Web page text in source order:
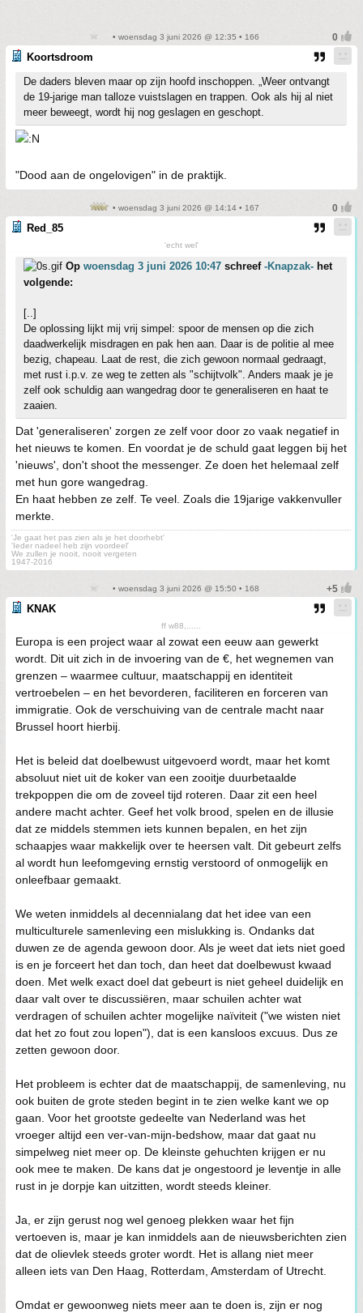
• woensdag 3 juni 2026 @ 12:35 • 166
Koortsdroom
De daders bleven maar op zijn hoofd inschoppen. „Weer ontvangt
de 19-jarige man talloze vuistslagen en trappen. Ook als hij al niet
meer beweegt, wordt hij nog geslagen en geschopt.
"Dood aan de ongelovigen" in de praktijk.
• woensdag 3 juni 2026 @ 14:14 • 167
Red_85
'echt wel'
Op woensdag 3 juni 2026 10:47 schreef -Knapzak- het
volgende:
[..]
De oplossing lijkt mij vrij simpel: spoor de mensen op die zich
daadwerkelijk misdragen en pak hen aan. Daar is de politie al mee
bezig, chapeau. Laat de rest, die zich gewoon normaal gedraagt,
met rust i.p.v. ze weg te zetten als "schijtvolk". Anders maak je je
zelf ook schuldig aan wangedrag door te generaliseren en haat te
zaaien.
Dat 'generaliseren' zorgen ze zelf voor door zo vaak negatief in
het nieuws te komen. En voordat je de schuld gaat leggen bij het
'nieuws', don't shoot the messenger. Ze doen het helemaal zelf
met hun gore wangedrag.
En haat hebben ze zelf. Te veel. Zoals die 19jarige vakkenvuller
merkte.
'Je gaat het pas zien als je het doorhebt'
'Ieder nadeel heb zijn voordeel'
We zullen je nooit, nooit vergeten
1947-2016
• woensdag 3 juni 2026 @ 15:50 • 168
KNAK
ff w88,......
Europa is een project waar al zowat een eeuw aan gewerkt
wordt. Dit uit zich in de invoering van de €, het wegnemen van
grenzen – waarmee cultuur, maatschappij en identiteit
vertroebelen – en het bevorderen, faciliteren en forceren van
immigratie. Ook de verschuiving van de centrale macht naar
Brussel hoort hierbij.
Het is beleid dat doelbewust uitgevoerd wordt, maar het komt
absoluut niet uit de koker van een zooitje duurbetaalde
trekpoppen die om de zoveel tijd roteren. Daar zit een heel
andere macht achter. Geef het volk brood, spelen en de illusie
dat ze middels stemmen iets kunnen bepalen, en het zijn
schaapjes waar makkelijk over te heersen valt. Dit gebeurt zelfs
al wordt hun leefomgeving ernstig verstoord of onmogelijk en
onleefbaar gemaakt.
We weten inmiddels al decennialang dat het idee van een
multiculturele samenleving een mislukking is. Ondanks dat
duwen ze de agenda gewoon door. Als je weet dat iets niet goed
is en je forceert het dan toch, dan heet dat doelbewust kwaad
doen. Met welk exact doel dat gebeurt is niet geheel duidelijk en
daar valt over te discussiëren, maar schuilen achter wat
verdragen of schuilen achter mogelijke naïviteit ("we wisten niet
dat het zo fout zou lopen"), dat is een kansloos excuus. Dus ze
zetten gewoon door.
Het probleem is echter dat de maatschappij, de samenleving, nu
ook buiten de grote steden begint in te zien welke kant we op
gaan. Voor het grootste gedeelte van Nederland was het
vroeger altijd een ver-van-mijn-bedshow, maar dat gaat nu
simpelweg niet meer op. De kleinste gehuchten krijgen er nu
ook mee te maken. De kans dat je ongestoord je leventje in alle
rust in je dorpje kan uitzitten, wordt steeds kleiner.
Ja, er zijn gerust nog wel genoeg plekken waar het fijn
vertoeven is, maar je kan inmiddels aan de nieuwsberichten zien
dat de olievlek steeds groter wordt. Het is allang niet meer
alleen iets van Den Haag, Rotterdam, Amsterdam of Utrecht.
Omdat er gewoonweg niets meer aan te doen is, zijn er nog